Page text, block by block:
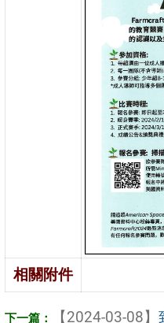
相關附件
【2024-03-08】